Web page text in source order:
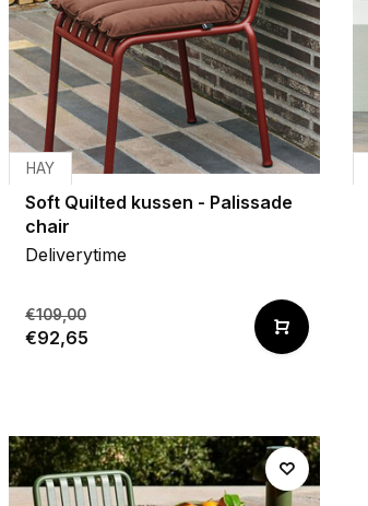
HAY
Soft Quilted kussen - Palissade
chair
Deliverytime
€109,00
€92,65